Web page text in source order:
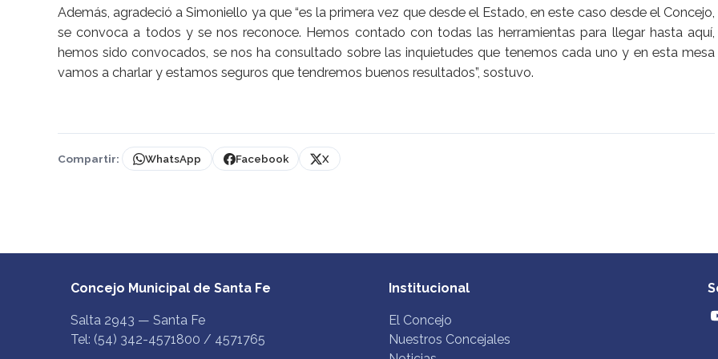
Además, agradeció a Simoniello ya que “es la primera vez que desde el Estado, en este caso desde el Concejo,
se convoca a todos y se nos reconoce. Hemos contado con todas las herramientas para llegar hasta aquí,
hemos sido convocados, se nos ha consultado sobre las inquietudes que tenemos cada uno y en esta mesa
vamos a charlar y estamos seguros que tendremos buenos resultados”, sostuvo.
Compartir: WhatsApp Facebook X
Concejo Municipal de Santa Fe
Salta 2943 — Santa Fe
Tel: (54) 342-4571800 / 4571765
Institucional
El Concejo
Nuestros Concejales